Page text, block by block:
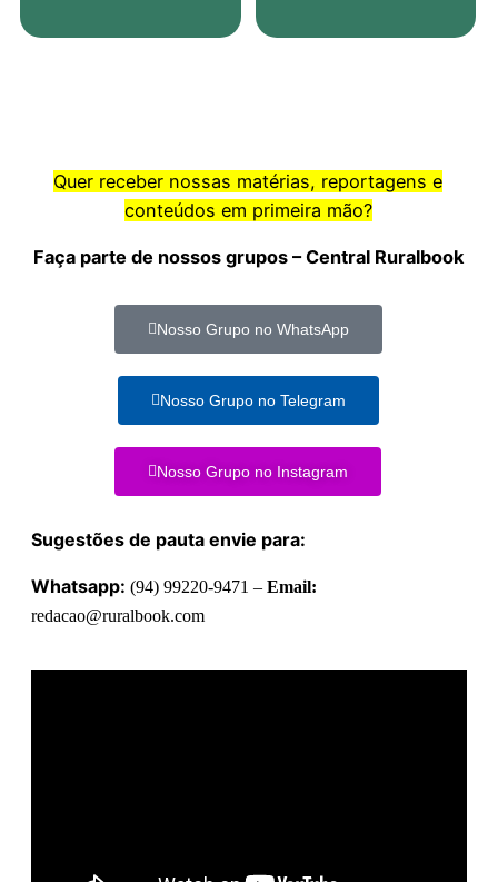
Quer receber nossas matérias, reportagens e
conteúdos em primeira mão?
Faça parte de nossos grupos – Central Ruralbook
Nosso Grupo no WhatsApp
Nosso Grupo no Telegram
Nosso Grupo no Instagram
Sugestões de pauta envie para:
Whatsapp: (94) 99220-9471 – Email:
redacao@ruralbook.com